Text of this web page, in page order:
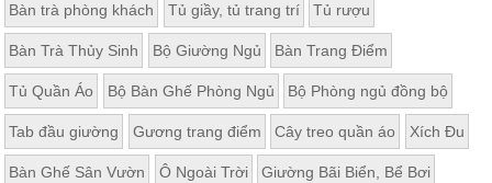
Bàn trà phòng khách Tủ giầy, tủ trang trí Tủ rượu
Bàn Trà Thủy Sinh Bộ Giường Ngủ Bàn Trang Điểm
Tủ Quần Áo Bộ Bàn Ghế Phòng Ngủ Bộ Phòng ngủ đồng bộ
Tab đầu giường Gương trang điểm Cây treo quần áo Xích Đu
Bàn Ghế Sân Vườn Ô Ngoài Trời Giường Bãi Biển, Bể Bơi